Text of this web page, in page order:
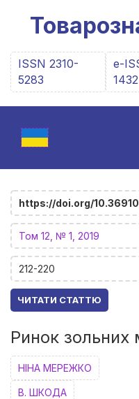
ISSN 2310-
5283
e-
1432
https://doi.org/
Том 12, № 1, 2019
212-220
ЧИТАТИ СТАТТЮ
Ринок зольних
НІНА МЕРЕЖКО
В. ШКОДА